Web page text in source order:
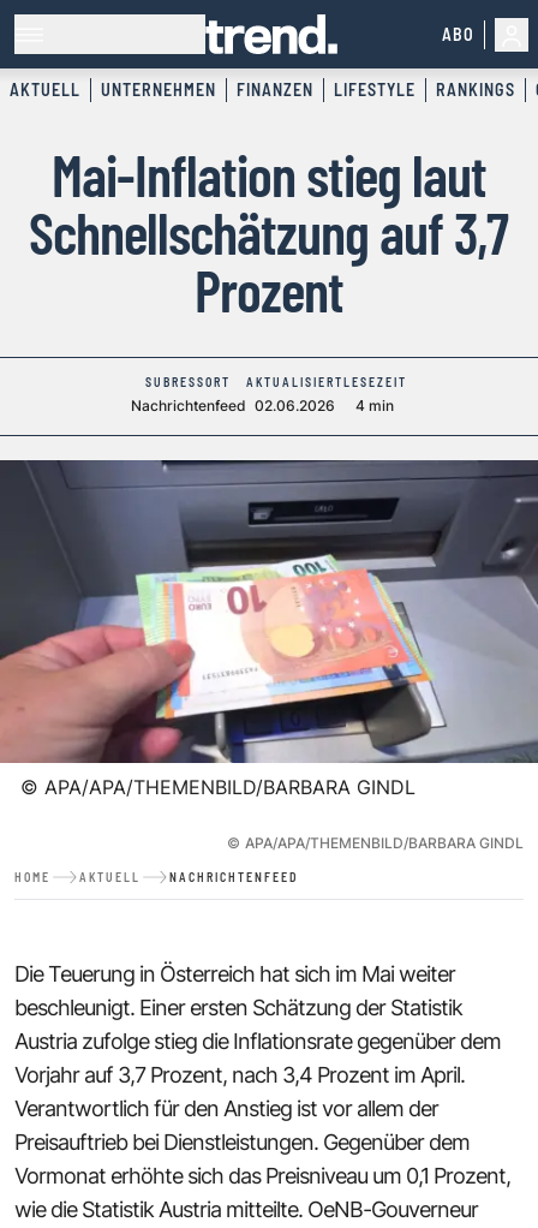
ABO
AKTUELL UNTERNEHMEN FINANZEN LIFESTYLE RANKINGS
Mai-Inflation stieg laut
Schnellschätzung auf 3,7
Prozent
SUBRESSORT
Nachrichtenfeed
AKTUALISIERT
02.06.2026
LESEZEIT
4 min
© APA/APA/THEMENBILD/BARBARA GINDL
© APA/APA/THEMENBILD/BARBARA GINDL
HOME AKTUELL NACHRICHTENFEED
Die Teuerung in Österreich hat sich im Mai weiter
beschleunigt. Einer ersten Schätzung der Statistik
Austria zufolge stieg die Inflationsrate gegenüber dem
Vorjahr auf 3,7 Prozent, nach 3,4 Prozent im April.
Verantwortlich für den Anstieg ist vor allem der
Preisauftrieb bei Dienstleistungen. Gegenüber dem
Vormonat erhöhte sich das Preisniveau um 0,1 Prozent,
wie die Statistik Austria mitteilte. OeNB-Gouverneur